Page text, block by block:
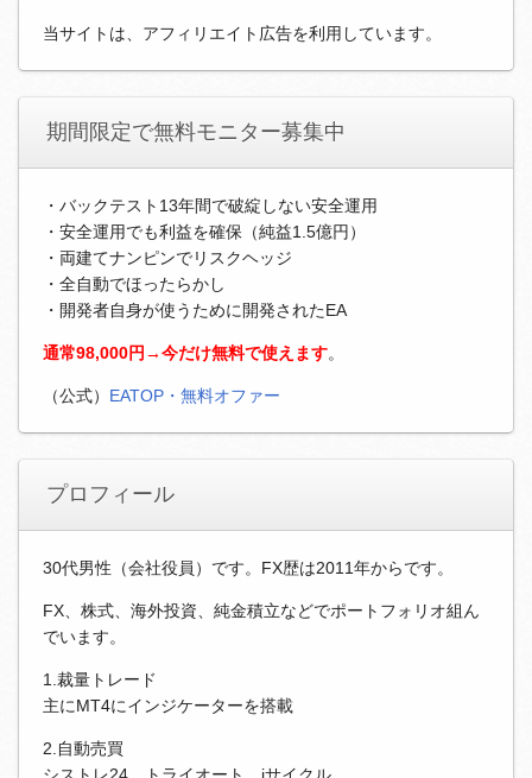
当サイトは、アフィリエイト広告を利用しています。
期間限定で無料モニター募集中
・バックテスト13年間で破綻しない安全運用
・安全運用でも利益を確保（純益1.5億円）
・両建てナンピンでリスクヘッジ
・全自動でほったらかし
・開発者自身が使うために開発されたEA
通常98,000円→今だけ無料で使えます。
（公式） EATOP・無料オファー
プロフィール
30代男性（会社役員）です。FX歴は2011年からです。
FX、株式、海外投資、純金積立などでポートフォリオ組ん
でいます。
1.裁量トレード
主にMT4にインジケーターを搭載
2.自動売買
シストレ24、トライオート、iサイクル